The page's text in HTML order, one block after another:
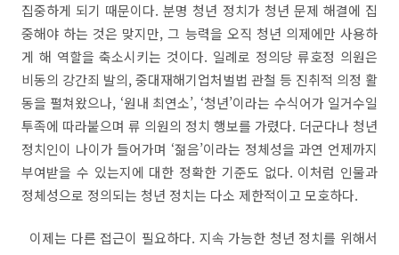
집중하게 되기 때문이다.분명 청년 정치가 청년 문제 해결에 집
중해야 하는 것은 맞지만,그 능력을 오직 청년 의제에만 사용하
게 해 역할을 축소시키는 것이다. 일례로 정의당 류호정 의원은
비동의 강간죄 발의,중대재해기업처벌법 관철 등 진취적 의정 활
동을 펼쳐왔으나, ‘원내 최연소’, ‘청년’이라는 수식어가 일거수일
투족에 따라붙으며 류 의원의 정치 행보를 가렸다. 더군다나 청년
정치인이 나이가 들어가며 ‘젊음’이라는 정체성을 과연 언제까지
부여받을 수 있는지에 대한 정확한 기준도 없다. 이처럼 인물과
정체성으로 정의되는 청년 정치는 다소 제한적이고 모호하다.
이제는 다른 접근이 필요하다. 지속 가능한 청년 정치를 위해서